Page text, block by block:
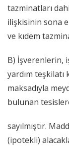
tazminatları
ilişkisinin sona
ve kıdem
B) İşverenlerin,
yardım teşkilatı
maksadıyla
bulunan
sayılmıştır.
(ipotekli)